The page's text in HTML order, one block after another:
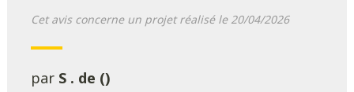
Cet avis concerne un projet réalisé le 20/04/2026
par S . de ()